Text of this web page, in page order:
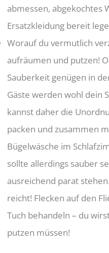
abmessen, abgekochtes
Ersatzkleidung bereit
Worauf du vermutlich
aufräumen und putzen!
Sauberkeit genügen in
Gäste werden wohl dein
kannst daher die
packen und zusammen
Bügelwäsche im
sollte allerdings sauber
ausreichend parat
reicht! Flecken auf den
Tuch behandeln – du
putzen müssen!